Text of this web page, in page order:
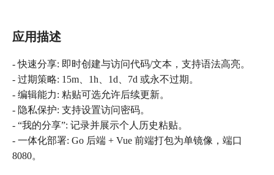
应用描述
- 快速分享: 即时创建与访问代码/文本，支持语法高亮。
- 过期策略: 15m、1h、1d、7d 或永不过期。
- 编辑能力: 粘贴可选允许后续更新。
- 隐私保护: 支持设置访问密码。
- “我的分享”: 记录并展示个人历史粘贴。
- 一体化部署: Go 后端 + Vue 前端打包为单镜像，端口
8080。